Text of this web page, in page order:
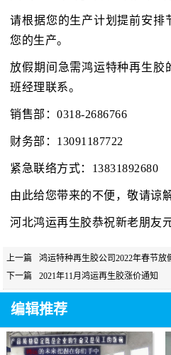
请根据您的生产计划提前安排
您的生产。
放假期间急需鸿运特种再生胶
班经理联系。
销售部：0318-2686766
财务部：13091187722
紧急联络方式：13831892680
由此给您带来的不便，敬请谅解
河北鸿运再生胶恭祝新老朋友
上一篇
鸿运特种再生胶公司2022年春节放
下一篇
2021年11月鸿运再生胶涨价通知
编辑推荐